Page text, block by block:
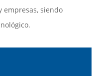
empresas, siendo